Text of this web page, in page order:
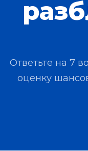
Ответьте на 7
оценку